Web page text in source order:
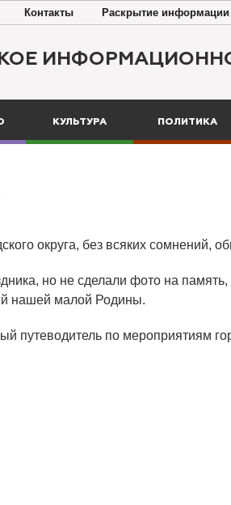
Контакты Раскрытие информации
КУЛЬТУРА ПОЛИТИКА
округа, без всяких сомнений,
но не сделали фото на
нашей малой Родины.
путеводитель по мероприятиям